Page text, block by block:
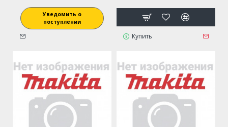
Уведомить о
поступлении
Купить